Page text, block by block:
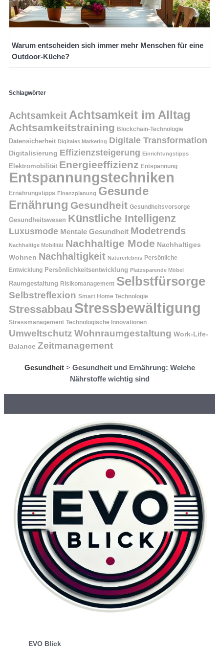
Warum entscheiden sich immer mehr Menschen für eine
Outdoor-Küche?
Schlagwörter
Achtsamkeit Achtsamkeit im Alltag
Achtsamkeitstraining Blockchain-Technologie
Datensicherheit Digitales Marketing Digitale Transformation
Digitalisierung Effizienzsteigerung Einrichtungstipps
Elektromobilität Energieeffizienz Entspannung
Entspannungstechniken
Ernährungstipps Finanzplanung Gesunde
Ernährung Gesundheit Gesundheitsvorsorge
Gesundheitswesen Künstliche Intelligenz
Luxusmode Mentale Gesundheit Modetrends
Nachhaltige Mobilität Nachhaltige Mode Nachhaltiges
Wohnen Nachhaltigkeit Naturerlebnis Persönliche
Entwicklung Persönlichkeitsentwicklung Platzsparende Möbel
Raumgestaltung Risikomanagement Selbstfürsorge
Selbstreflexion Smart Home Technologie
Stressabbau Stressbewältigung
Stressmanagement Technologische Innovationen
Umweltschutz Wohnraumgestaltung Work-Life-
Balance Zeitmanagement
Gesundheit> Gesundheit und Ernährung: Welche
Nährstoffe wichtig sind
EVO Blick